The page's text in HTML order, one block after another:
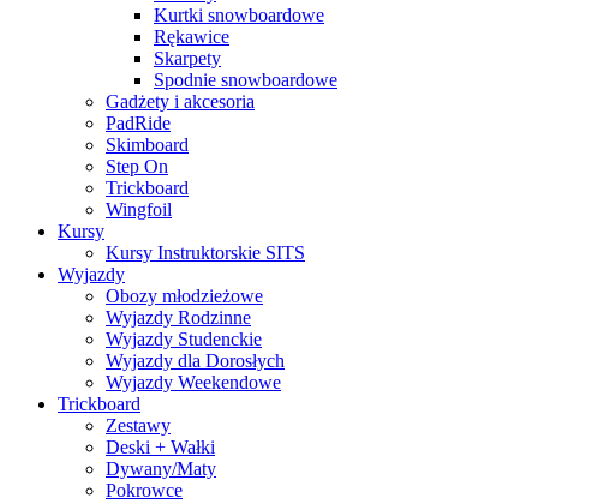
Kurtki snowboardowe
Rękawice
Skarpety
Spodnie snowboardowe
Gadżety i akcesoria
PadRide
Skimboard
Step On
Trickboard
Wingfoil
Kursy
Kursy Instruktorskie SITS
Wyjazdy
Obozy młodzieżowe
Wyjazdy Rodzinne
Wyjazdy Studenckie
Wyjazdy dla Dorosłych
Wyjazdy Weekendowe
Trickboard
Zestawy
Deski + Wałki
Dywany/Maty
Pokrowce